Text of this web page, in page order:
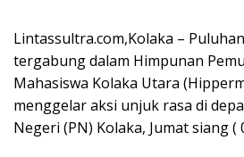
Lintassultra.com,Kolaka –
tergabung dalam Himpunan
Mahasiswa Kolaka Utara
menggelar aksi unjuk rasa di
Negeri (PN) Kolaka, Jumat siang (